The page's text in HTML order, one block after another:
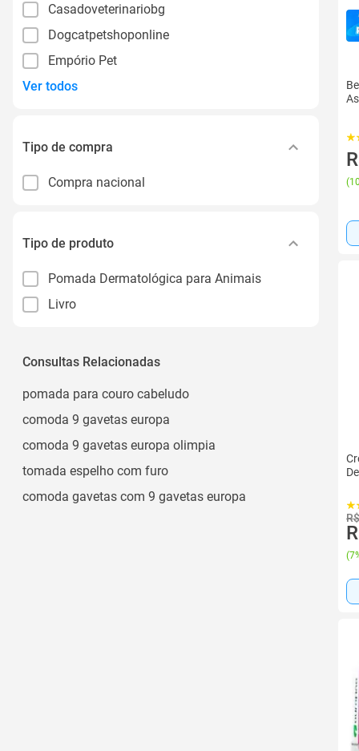
Casadoveterinariobg
Dogcatpetshoponline
Empório Pet
Ver todos
Tipo de compra
Compra nacional
Tipo de produto
Pomada Dermatológica para Animais
Livro
Consultas Relacionadas
pomada para couro cabeludo
comoda 9 gavetas europa
comoda 9 gavetas europa olimpia
tomada espelho com furo
comoda gavetas com 9 gavetas europa
(
(